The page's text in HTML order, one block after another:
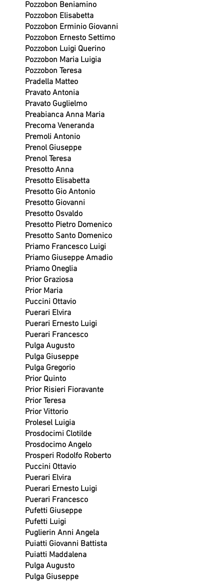
Pozzobon Beniamino
Pozzobon Elisabetta
Pozzobon Erminio Giovanni
Pozzobon Ernesto Settimo
Pozzobon Luigi Querino
Pozzobon Maria Luigia
Pozzobon Teresa
Pradella Matteo
Pravato Antonia
Pravato Guglielmo
Preabianca Anna Maria
Precoma Veneranda
Premoli Antonio
Prenol Giuseppe
Prenol Teresa
Presotto Anna
Presotto Elisabetta
Presotto Gio Antonio
Presotto Giovanni
Presotto Osvaldo
Presotto Pietro Domenico
Presotto Santo Domenico
Priamo Francesco Luigi
Priamo Giuseppe Amadio
Priamo Oneglia
Prior Graziosa
Prior Maria
Puccini Ottavio
Puerari Elvira
Puerari Ernesto Luigi
Puerari Francesco
Pulga Augusto
Pulga Giuseppe
Pulga Gregorio
Prior Quinto
Prior Risieri Fioravante
Prior Teresa
Prior Vittorio
Prolesel Luigia
Prosdocimi Clotilde
Prosdocimo Angelo
Prosperi Rodolfo Roberto
Puccini Ottavio
Puerari Elvira
Puerari Ernesto Luigi
Puerari Francesco
Pufetti Giuseppe
Pufetti Luigi
Puglierin Anni Angela
Puiatti Giovanni Battista
Puiatti Maddalena
Pulga Augusto
Pulga Giuseppe